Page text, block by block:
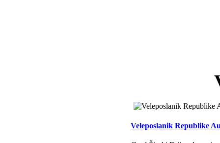
Veleposlanik Republike